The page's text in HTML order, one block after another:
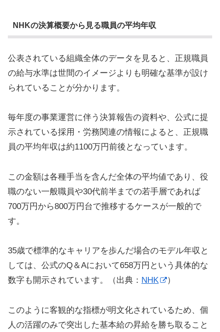
NHKの決算概要から見る職員の平均年収
公表されている組織全体のデータを見ると、正規職員
の給与水準は世間のイメージよりも明確な基準が設け
られていることが分かります。
毎年度の事業運営に伴う決算報告の資料や、公式に提
示されている採用・労務関連の情報によると、正規職
員の平均年収は約1100万円前後となっています。
この金額は各種手当を含んだ全体の平均値であり、役
職のない一般職員や30代前半までの若手層であれば
700万円から800万円台で推移するケースが一般的で
す。
35歳で標準的なキャリアを歩んだ場合のモデル年収と
しては、公式のQ＆Aにおいて658万円という具体的な
数字も開示されています。（出典： NHK ）
このように客観的な指標が明文化されているため、個
人の活躍のみで突出した基本給の昇給を勝ち取ること